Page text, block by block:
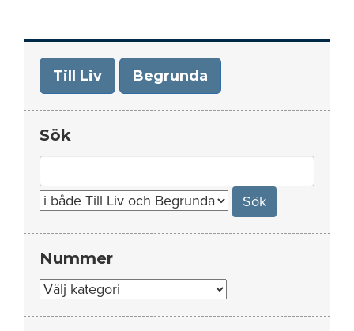
Till Liv Begrunda
Sök
for:
Nummer
Nummer